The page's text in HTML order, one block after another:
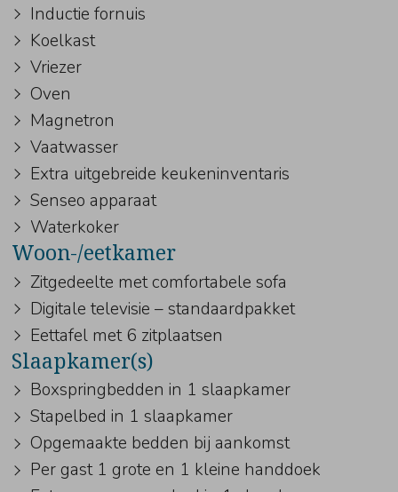
Inductie fornuis
Koelkast
Vriezer
Oven
Magnetron
Vaatwasser
Extra uitgebreide keukeninventaris
Senseo apparaat
Waterkoker
Woon-/eetkamer
Zitgedeelte met comfortabele sofa
Digitale televisie – standaardpakket
Eettafel met 6 zitplaatsen
Slaapkamer(s)
Boxspringbedden in 1 slaapkamer
Stapelbed in 1 slaapkamer
Opgemaakte bedden bij aankomst
Per gast 1 grote en 1 kleine handdoek